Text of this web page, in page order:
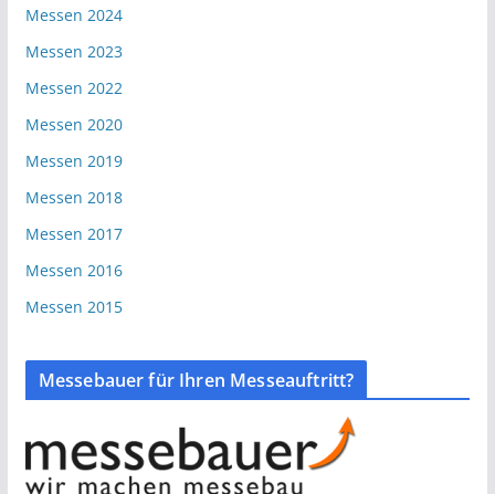
Messen 2024
Messen 2023
Messen 2022
Messen 2020
Messen 2019
Messen 2018
Messen 2017
Messen 2016
Messen 2015
Messebauer für Ihren Messeauftritt?